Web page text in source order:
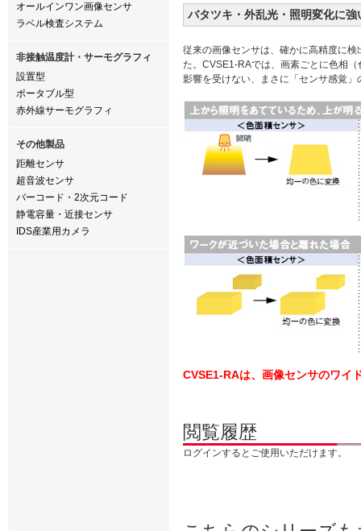
オールインワン画像センサ
ラベル検査システム
非接触温度計・サーモグラフィ
設置型
ポータブル型
赤外線サーモグラフィ
その他製品
距離センサ
超音波センサ
バーコード・2次元コード
静電容量・近接センサ
IDS産業用カメラ
バタツキ・外乱光・照明変化に強
従来の画像センサは、確かに高精度に
た。CVSE1-RAでは、画素ごとに色相
影響を受けない、まさに「センサ感覚
CVSE1-RAは、画像センサのワイ
閲覧履歴
ログインするとご使用いただけます。